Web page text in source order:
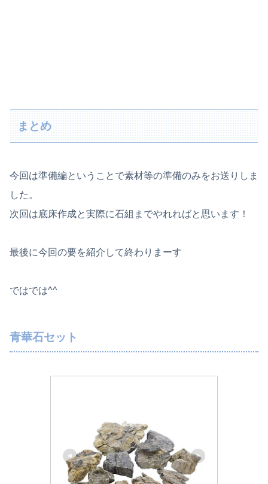
まとめ
今回は準備編ということで素材等の準備のみをお送りしま
した。
次回は底床作成と実際に石組までやれればと思います！
最後に今回の要を紹介して終わりまーす
ではでは^^
青華石セット